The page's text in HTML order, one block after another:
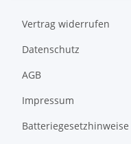
Vertrag widerrufen
Datenschutz
AGB
Impressum
Batteriegesetzhinweise